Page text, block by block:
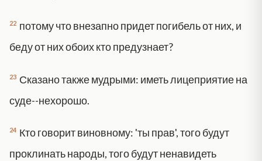
22 потому что внезапно придет погибель от них, и
беду от них обоих кто предузнает?
23 Сказано также мудрыми: иметь лицеприятие на
суде--нехорошо.
24 Кто говорит виновному: 'ты прав', того будут
проклинать народы, того будут ненавидеть